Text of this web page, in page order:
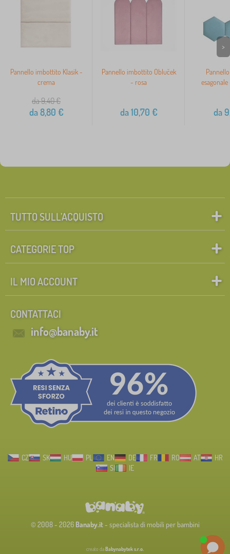
Pannello imbottito Klasik -
crema
da 9,40€
da8,80 €
Pannello imbottito Obluček
- rosa
da10,70 € da
>
TUTTO SULL’ACQUISTO
CATEGORIE TOP
IL MIO ACCOUNT
CONTATTACI
info@banaby.it
CZ SK HU PL EN DE FR RO AT
HR
SI
IE
© 2008 - 2026 Banaby.it- specialista di mobili per bambini
creato da Babynabytek s.r.o.